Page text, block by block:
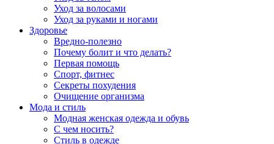
Уход за волосами
Уход за руками и ногами
Здоровье
Вредно-полезно
Почему болит и что делать?
Первая помощь
Спорт, фитнес
Секреты похудения
Очищение организма
Мода и стиль
Модная женская одежда и обувь
С чем носить?
Стиль в одежде